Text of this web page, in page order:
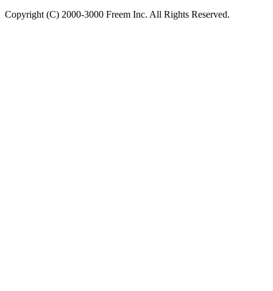
Copyright (C) 2000-3000 Freem Inc. All Rights Reserved.